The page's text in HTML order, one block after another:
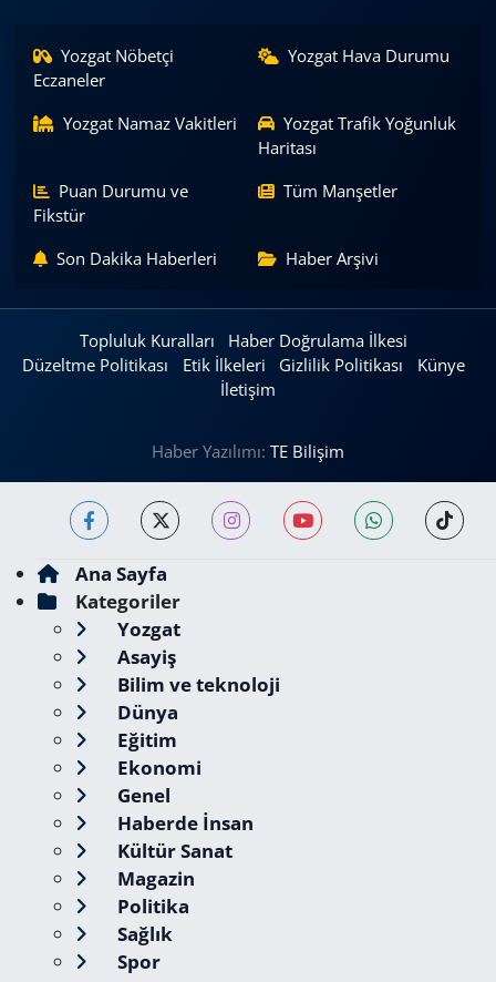
Yozgat Nöbetçi
Eczaneler
Yozgat Hava Durumu
Yozgat Namaz Vakitleri
Yozgat Trafik Yoğunluk
Haritası
Puan Durumu ve
Fikstür
Tüm Manşetler
Son Dakika Haberleri Haber Arşivi
Topluluk Kuralları
Haber Doğrulama İlkesi
Düzeltme Politikası
Etik İlkeleri Gizlilik Politikası
Künye
İletişim
Haber Yazılımı: TE Bilişim
Ana Sayfa
Kategoriler
Yozgat
Asayiş
Bilim ve teknoloji
Dünya
Eğitim
Ekonomi
Genel
Haberde İnsan
Kültür Sanat
Magazin
Politika
Sağlık
Spor